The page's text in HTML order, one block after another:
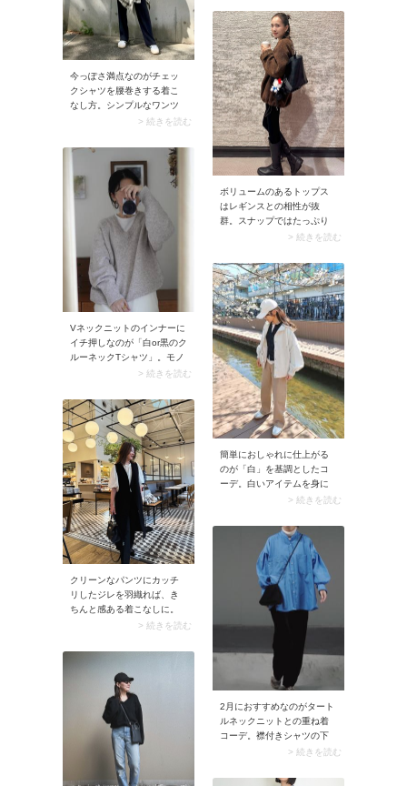
今っぽさ満点なのがチェッ
クシャツを腰巻きする着こ
なし方。シンプルなワンツ
ーコーデにこそぜひ合わせ
出ることで、さりげなくこ
なれた印象に決まります。
そのうえ気になる腰回りを
自然にカバーしてくれる嬉
しい効果も。シャツの色は
トップスかボトムどちらか
と同じにすると、全体がま
とまりますよ。
> 続きを読む
ボリュームのあるトップス
はレギンスとの相性が抜
群。スナップではたっぷり
シルエットのブラウンプル
は黒のレギンスとブーツで
すっきりと。失敗がない黄
金バランスのコーデなので
ぜひ試してみてください。
> 続きを読む
Vネックニットのインナーに
イチ押しなのが「白or黒のク
ルーネックTシャツ」。モノ
トーンカラーのシンプルなT
せずに、開いた胸元をさり
げなくカバーしてくれま
す。このときTシャツとボト
ムを同色で揃えるのがおす
すめ。色を統一することで
コーデがまとまり、チラ見
えTシャツがおしゃれに決ま
りますよ。
> 続きを読む
簡単におしゃれに仕上がる
のが「白」を基調としたコ
ーデ。白いアイテムを身に
着けるだけで爽やかで清潔
完成。手持ち服でトライし
やすいので、ぜひ取り入れ
てみてください。
> 続きを読む
クリーンなパンツにカッチ
リしたジレを羽織れば、き
ちんと感ある着こなしに。
袖のないジレは長袖ジャケ
ないうえ、スタイリッシュ
ムなコーデに決まります
> 続きを読む
2月におすすめなのがタート
ルネックニットとの重ね着
コーデ。襟付きシャツの下
に着ることで保温性が高ま
ップ。シャツが主役となる
> 続きを読む